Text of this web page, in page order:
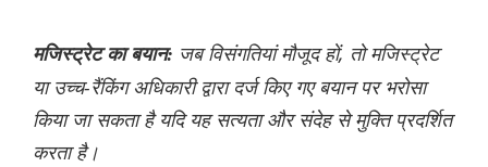
मजिस्ट्रेट का बयान: जब विसंगतियां मौजूद हों, तो मजिस्ट्रेट
या उच्च-रैंकिंग अधिकारी द्वारा दर्ज किए गए बयान पर भरोसा
किया जा सकता है यदि यह सत्यता और संदेह से मुक्ति प्रदर्शित
करता है।